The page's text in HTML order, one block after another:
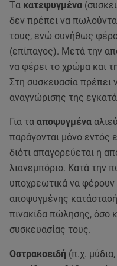
Tα κατεψυγμένα
δεν πρέπει να
τους, ενώ συνήθως
(επίπαγος). Μετά την
να φέρει το χρώμα και
Στη συσκευασία πρέπει
αναγνώρισης της
Για τα αποψυγμένα
παράγονται μόνο εντός
διότι απαγορεύεται η
λιανεμπόριο. Κατά την
υποχρεωτικά να φέρουν
αποψυγμένης
πινακίδα πώλησης, όσο
συσκευασίας τους.
Οστρακοειδή (π.χ.